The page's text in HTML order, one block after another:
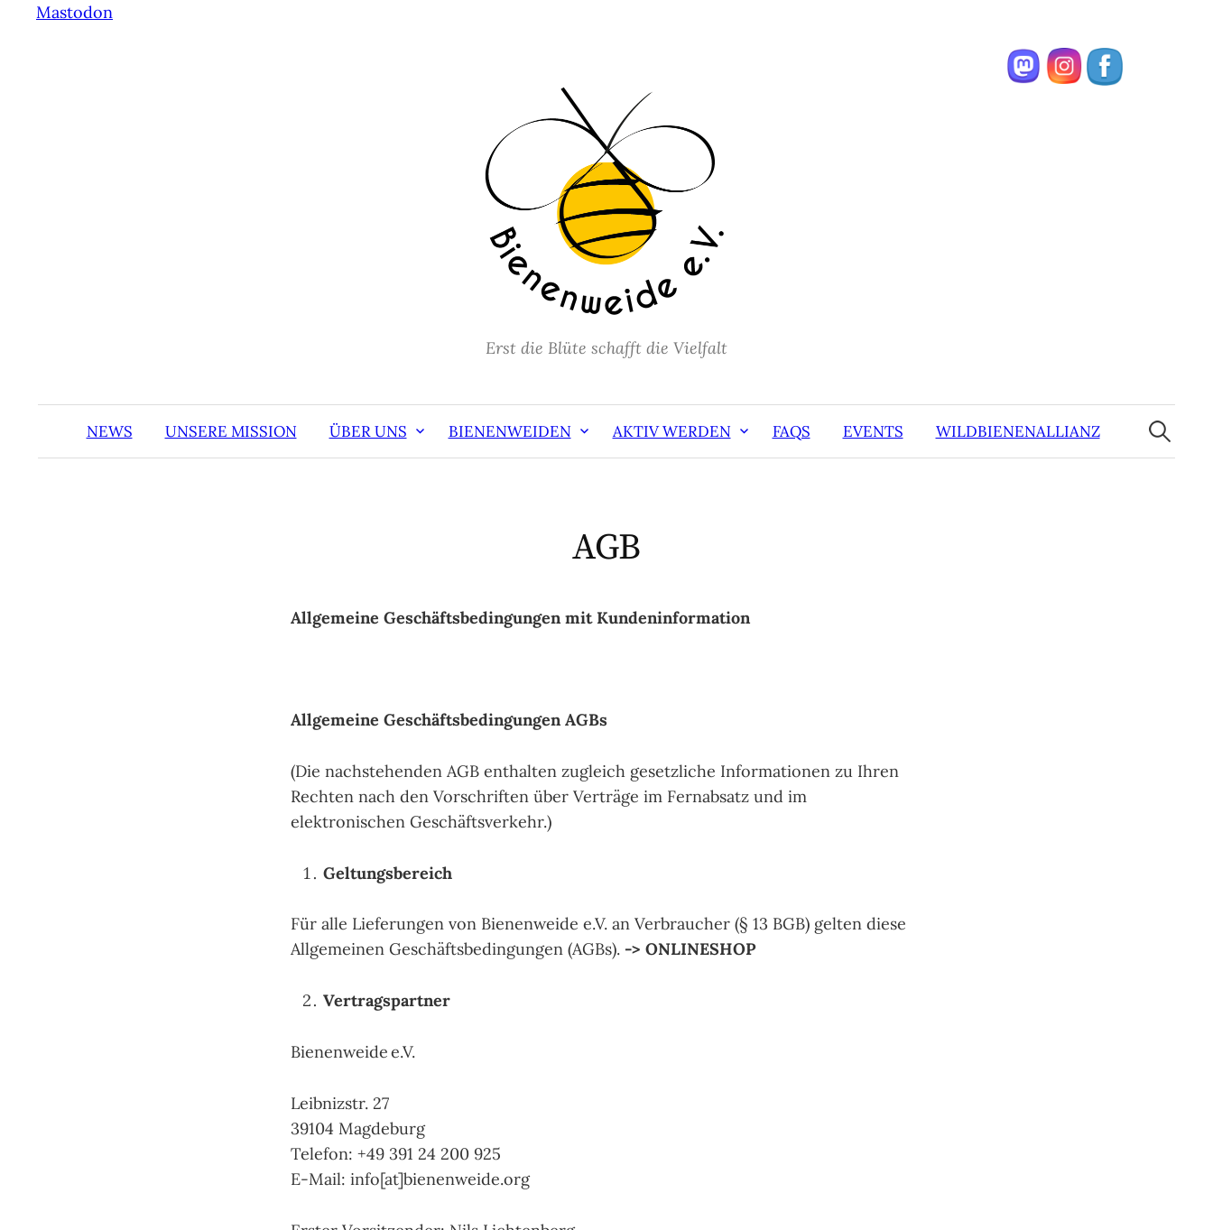
Mastodon
Erst die Blüte schafft die Vielfalt
NEWS UNSERE MISSION ÜBER UNS BIENENWEIDEN AKTIV WERDEN FAQS EVENTS WILDBIENENALLIANZ
Suche
nach:
AGB
Allgemeine Geschäftsbedingungen mit Kundeninformation
Allgemeine Geschäftsbedingungen AGBs
(Die nachstehenden AGB enthalten zugleich gesetzliche Informationen zu Ihren
Rechten nach den Vorschriften über Verträge im Fernabsatz und im
elektronischen Geschäftsverkehr.)
Geltungsbereich
Für alle Lieferungen von Bienenweide e.V. an Verbraucher (§ 13 BGB) gelten diese
Allgemeinen Geschäftsbedingungen (AGBs). -> ONLINESHOP
Vertragspartner
Bienenweide e.V.
Leibnizstr. 27
39104 Magdeburg
Telefon: +49 391 24 200 925
E-Mail: info[at]bienenweide.org